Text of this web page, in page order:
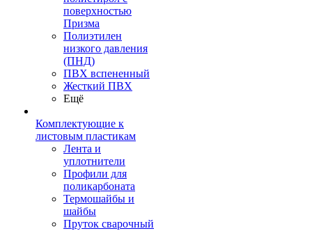
поверхностью
Призма
Полиэтилен
низкого давления
(ПНД)
ПВХ вспененный
Жесткий ПВХ
Ещё
Комплектующие к
листовым пластикам
Лента и
уплотнители
Профили для
поликарбоната
Термошайбы и
шайбы
Пруток сварочный